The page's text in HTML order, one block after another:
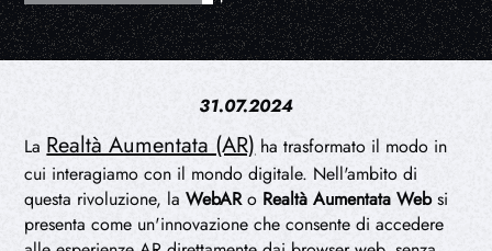
31.07.2024
La Realtà Aumentata (AR) ha trasformato il modo in
cui interagiamo con il mondo digitale. Nell'ambito di
questa rivoluzione, laWebARo Realtà Aumentata Websi
presenta come un'innovazione che consente di accedere